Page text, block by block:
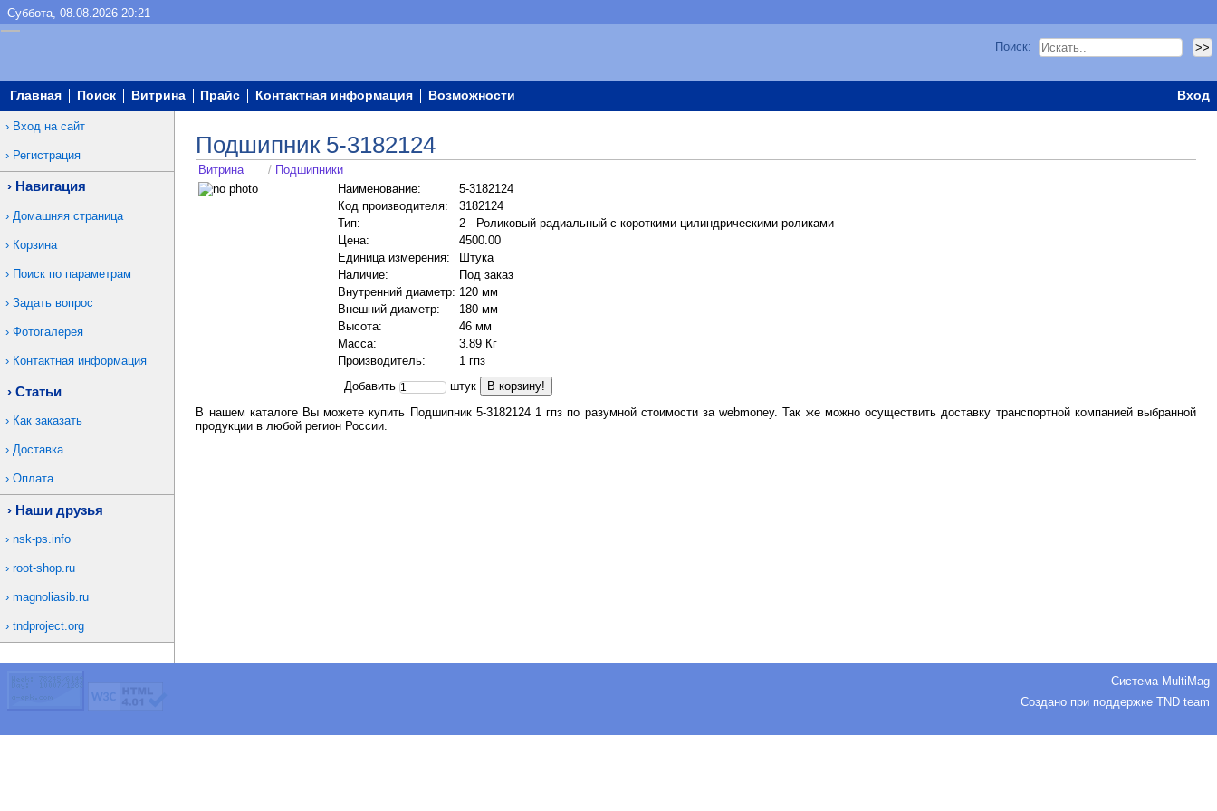
Суббота, 08.08.2026 20:21
Поиск:
Главная Поиск Витрина Прайс Контактная информация Возможности Вход
Вход на сайт
Регистрация
Навигация
Домашняя страница
Корзина
Поиск по параметрам
Задать вопрос
Фотогалерея
Контактная информация
Статьи
Как заказать
Доставка
Оплата
Наши друзья
nsk-ps.info
root-shop.ru
magnoliasib.ru
tndproject.org
Подшипник 5-3182124
Витрина / Подшипники
Наименование:
5-3182124
Код производителя:
3182124
Тип:
2 - Роликовый радиальный с короткими цилиндрическими роликами
Цена:
4500.00
Единица измерения:
Штука
Наличие:
Под заказ
Внутренний диаметр: 120 мм
Внешний диаметр:
180 мм
Высота:
46 мм
Масса:
3.89 Кг
Производитель:
1 гпз
Добавить
штук
В корзину!
В нашем каталоге Вы можете купить Подшипник 5-3182124 1 гпз по разумной стоимости за webmoney. Так же можно осуществить доставку транспортной компанией выбранной
продукции в любой регион России.
Система MultiMag
Создано при поддержкеTND team